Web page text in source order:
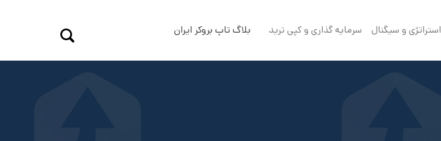
استراتژی و سیگنال سرمایه گذاری و کپی ترید بلاگ تاپ بروکر ایران